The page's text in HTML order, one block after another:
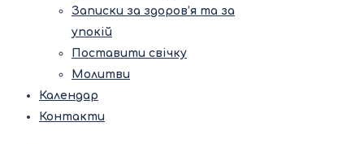
Записки за здоров’я та за
упокій
Поставити свічку
Молитви
Календар
Контакти